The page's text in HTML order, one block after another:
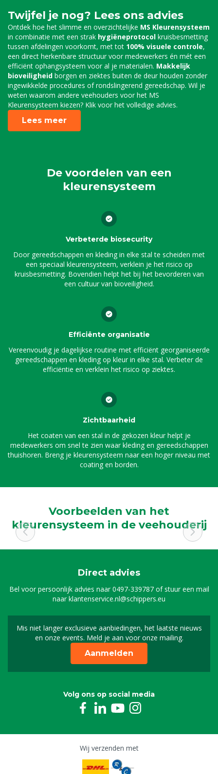
Twijfel je nog? Lees ons advies
Ontdek hoe het slimme en overzichtelijke MS Kleurensysteem
in combinatie met een strak hygiëneprotocol kruisbesmetting
tussen afdelingen voorkomt, met tot 100% visuele controle,
een direct herkenbare structuur voor medewerkers én mét een
efficiënt ophangsysteem voor al je materialen. Makkelijk
bioveiligheid borgen en ziektes buiten de deur houden zonder
ingewikkelde procedures of rondslingerend gereedschap. Wil je
weten waarom andere veehouders voor het MS
Kleurensysteem kiezen? Klik voor het volledige advies.
Lees meer
De voordelen van een
kleurensysteem
Verbeterde biosecurity
Door gereedschappen en kleding in elke stal te scheiden met
een speciaal kleurensysteem, verklein je het risico op
kruisbesmetting. Bovendien helpt het bij het bevorderen van
een cultuur van bioveiligheid.
Efficiënte organisatie
Vereenvoudig je dagelijkse routine met efficiënt georganiseerde
gereedschappen en kleding op kleur in elke stal. Verbeter de
efficiëntie en verklein het risico op ziektes.
Zichtbaarheid
Het coaten van een stal in de gekozen kleur helpt je
medewerkers om snel te zien waar kleding en gereedschappen
thuishoren. Breng je kleurensysteem naar een hoger niveau met
coating en borden.
Voorbeelden van het
kleurensysteem in de veehouderij
Direct advies
Bel voor persoonlijk advies naar0497-339787of stuur een mail
naarklantenservice.nl@schippers.eu
Mis niet langer exclusieve aanbiedingen, het laatste nieuws
en onze events. Meld je aan voor onze mailing.
Schrijf je in voor onze
Aanmelden
Volg ons op social media
Wij verzenden met